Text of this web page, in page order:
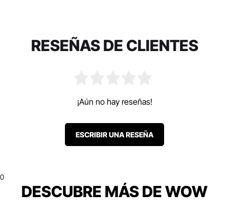
RESEÑAS DE CLIENTES
¡Aún no hay reseñas!
ESCRIBIR UNA RESEÑA
0
DESCUBRE MÁS DE WOW